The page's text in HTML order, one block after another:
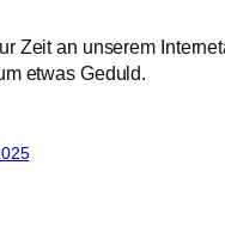
Zeit an unserem
etwas Geduld.